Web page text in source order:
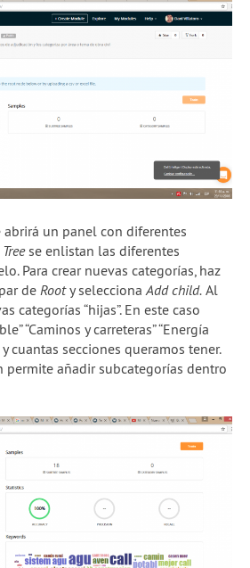
un panel con diferentes
se enlistan las diferentes
Para crear nuevas categorías, haz
de Rooty selecciona Add child. Al
categorías “hijas”. En este caso
“Caminos y carreteras” “Energía
y cuantas secciones queramos tener.
permite añadir subcategorías dentro